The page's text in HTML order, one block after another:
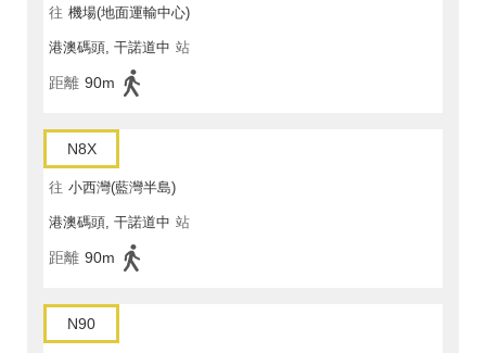
往 機場(地面運輸中心)
港澳碼頭, 干諾道中 站
距離 90m
N8X
往 小西灣(藍灣半島)
港澳碼頭, 干諾道中 站
距離 90m
N90